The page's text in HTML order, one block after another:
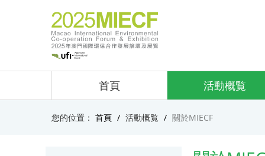
首頁 活動概覧
您的位置： 首頁 / 活動概覧 / 關於MIECF